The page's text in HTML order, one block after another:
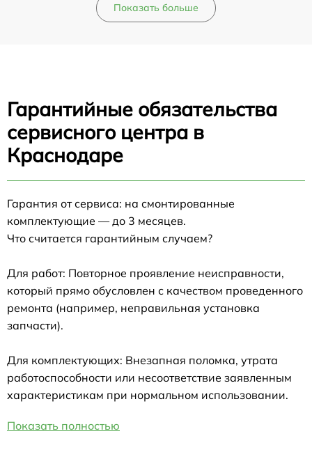
Показать больше
Гарантийные обязательства
сервисного центра в
Краснодаре
Гарантия от сервиса: на смонтированные
комплектующие — до 3 месяцев.
Что считается гарантийным случаем?
Для работ: Повторное проявление неисправности,
который прямо обусловлен с качеством проведенного
ремонта (например, неправильная установка
запчасти).
Для комплектующих: Внезапная поломка, утрата
работоспособности или несоответствие заявленным
характеристикам при нормальном использовании.
Показать полностью